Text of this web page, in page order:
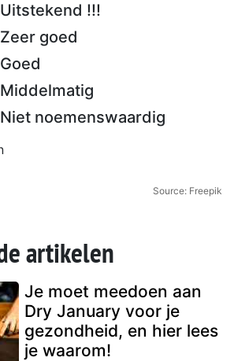
Uitstekend !!!
Zeer goed
Goed
Middelmatig
Niet noemenswaardig
Source: Freepik
artikelen
Je moet meedoen aan
Dry January voor je
gezondheid, en hier lees
je waarom!